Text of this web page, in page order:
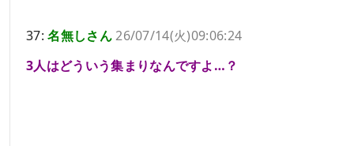
37:名無しさん26/07/14(火)09:06:24
3人はどういう集まりなんですよ…？